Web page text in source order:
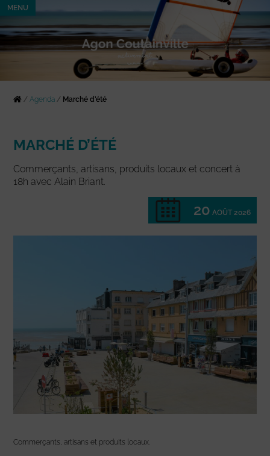
MENU
/Agenda / Marché d’été
MARCHÉ D’ÉTÉ
Commerçants, artisans, produits locaux et concert à
18h avec Alain Briant.
20 AOÛT 2026
Commerçants, artisans et produits locaux.